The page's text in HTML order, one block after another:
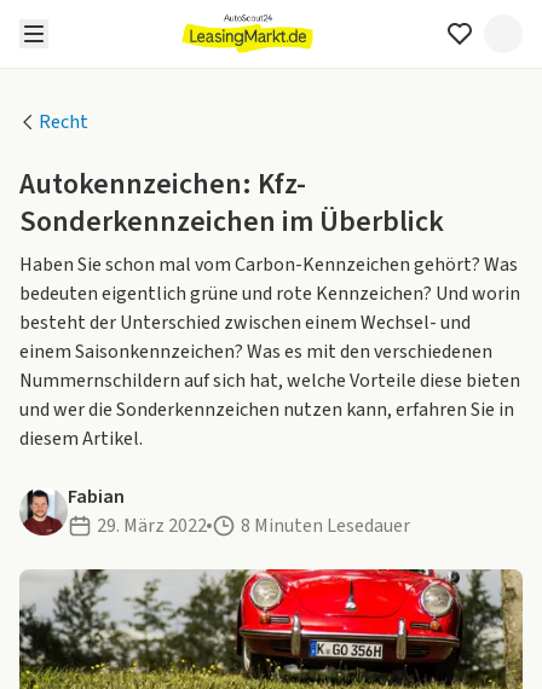
Recht
Autokennzeichen: Kfz-
Sonderkennzeichen im Überblick
Haben Sie schon mal vom Carbon-Kennzeichen gehört? Was
bedeuten eigentlich grüne und rote Kennzeichen? Und worin
besteht der Unterschied zwischen einem Wechsel- und
einem Saisonkennzeichen? Was es mit den verschiedenen
Nummernschildern auf sich hat, welche Vorteile diese bieten
und wer die Sonderkennzeichen nutzen kann, erfahren Sie in
diesem Artikel.
Fabian
29. März 2022
8 Minuten Lesedauer